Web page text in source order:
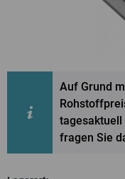
Auf Grund
tagesaktuell
fragen Sie